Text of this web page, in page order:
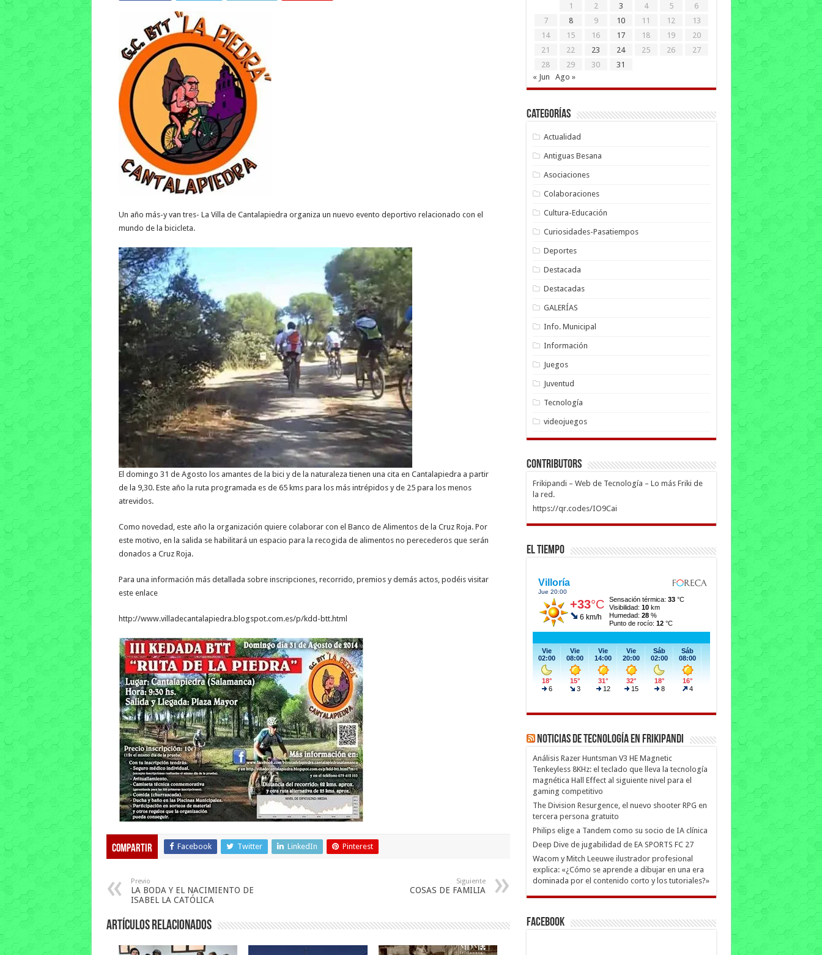
Un año más-y van tres- La Villa de Cantalapiedra organiza un nuevo evento deportivo relacionado con el
mundo de la bicicleta.
El domingo 31 de Agosto los amantes de la bici y de la naturaleza tienen una cita en Cantalapiedra a partir
de la 9,30. Este año la ruta programada es de 65 kms para los más intrépidos y de 25 para los menos
atrevidos.
Como novedad, este año la organización quiere colaborar con el Banco de Alimentos de la Cruz Roja. Por
este motivo, en la salida se habilitará un espacio para la recogida de alimentos no perecederos que serán
donados a Cruz Roja.
Para una información más detallada sobre inscripciones, recorrido, premios y demás actos, podéis visitar
este enlace
http://www.villadecantalapiedra.blogspot.com.es/p/kdd-btt.html
Compartir Facebook Twitter LinkedIn Pinterest
Previo
LA BODA Y EL NACIMIENTO DE
ISABEL LA CATÓLICA
Siguiente
COSAS DE FAMILIA
Artículos relacionados
1
2 3 4 5
6
7
8 9 10 11 12
13
14
15 16 17 18 19
20
21
22 23 24 25 26
27
28
29 30
31
« Jun
Ago »
Categorías
Actualidad
Antiguas Besana
Asociaciones
Colaboraciones
Cultura-Educación
Curiosidades-Pasatiempos
Deportes
Destacada
Destacadas
GALERÍAS
Info. Municipal
Información
Juegos
Juventud
Tecnología
videojuegos
Contributors
Frikipandi – Web de Tecnología – Lo más Friki de
la red.
https://qr.codes/IO9Cai
El Tiempo
Noticias de Tecnología en Frikipandi
Análisis Razer Huntsman V3 HE Magnetic
Tenkeyless 8KHz: el teclado que lleva la tecnología
magnética Hall Effect al siguiente nivel para el
gaming competitivo
The Division Resurgence, el nuevo shooter RPG en
tercera persona gratuito
Philips elige a Tandem como su socio de IA clínica
Deep Dive de jugabilidad de EA SPORTS FC 27
Wacom y Mitch Leeuwe ilustrador profesional
explica: «¿Cómo se aprende a dibujar en una era
dominada por el contenido corto y los tutoriales?»
Facebook